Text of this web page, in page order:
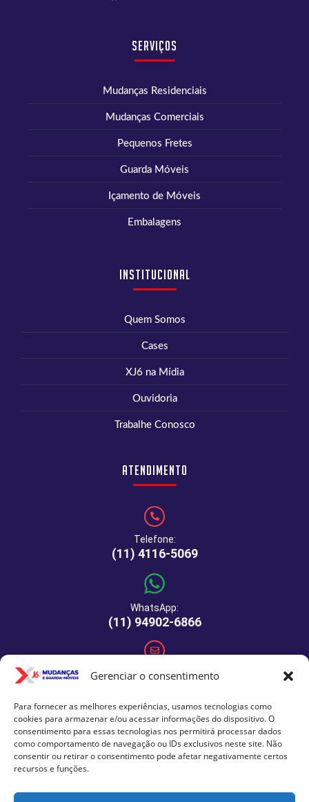
Gerenciar o consentimento
Para fornecer as melhores experiências, usamos tecnologias como
cookies para armazenar e/ou acessar informações do dispositivo. O
consentimento para essas tecnologias nos permitirá processar dados
como comportamento de navegação ou IDs exclusivos neste site. Não
consentir ou retirar o consentimento pode afetar negativamente certos
recursos e funções.
Serviços
Mudanças Residenciais
Mudanças Comerciais
Pequenos Fretes
Guarda Móveis
Içamento de Móveis
Embalagens
Institucional
Quem Somos
Cases
XJ6 na Mídia
Ouvidoria
Trabalhe Conosco
Atendimento
Telefone:
(11) 4116-5069
WhatsApp:
(11) 94902-6866
E-mail:
Rua Manuel de Macedo, 64 - São Paulo - SP - CEP: 04459-
290